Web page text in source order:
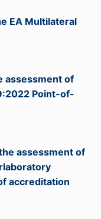
EA Multilateral
assessment of
Point-of-
assessment of
accreditation